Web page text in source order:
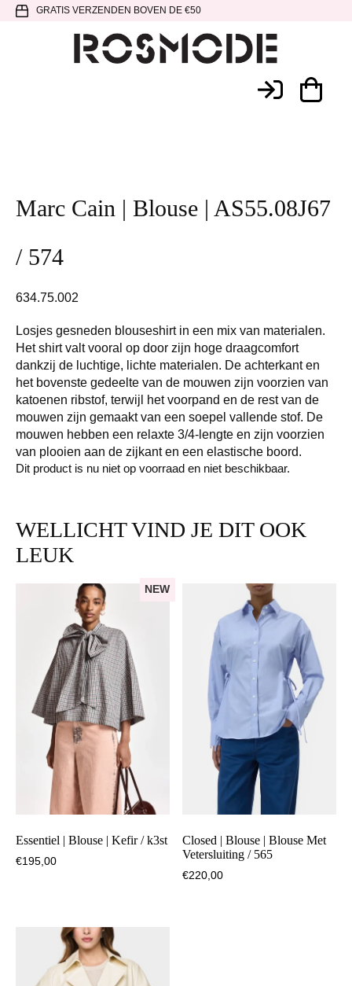
Spring
hoofdnavigatie
Door
SpringGRATIS VERZENDEN BOVEN DE €50
Marc Cain | Blouse | AS55.08J67
/ 574
634.75.002
Losjes gesneden blouseshirt in een mix van materialen.
Het shirt valt vooral op door zijn hoge draagcomfort
dankzij de luchtige, lichte materialen. De achterkant en
het bovenste gedeelte van de mouwen zijn voorzien van
katoenen ribstof, terwijl het voorpand en de rest van de
mouwen zijn gemaakt van een soepel vallende stof. De
mouwen hebben een relaxte 3/4-lengte en zijn voorzien
van plooien aan de zijkant en een elastische boord.
Dit product is nu niet op voorraad en niet beschikbaar.
WELLICHT VIND JE DIT OOK
LEUK
NEW
Essentiel | Blouse | Kefir / k3st
€195,00
Closed | Blouse | Blouse Met
Vetersluiting / 565
€220,00